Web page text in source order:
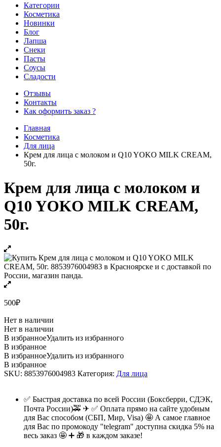
Категории
Косметика
Новинки
Блог
Лапша
Снеки
Пасты
Соусы
Сладости
Отзывы
Контакты
Как оформить заказ ?
Главная
Косметика
Для лица
Крем для лица с молоком и Q10 YOKO MILK CREAM,
50г.
Крем для лица с молоком и
Q10 YOKO MILK CREAM,
50г.
500₽
Нет в наличии
Нет в наличии
В избранноеУдалить из избранного
В избранное
В избранноеУдалить из избранного
В избранное
SKU: 8853976004983 Категория: Для лица
✅ Быстрая доставка по всей России (Боксберри, СДЭК,
Почта России)🚕 ✈ ✅ Оплата прямо на сайте удобным
для Вас способом (СБП, Мир, Visa) 🤩 А самое главное
для Вас по промокоду "telegram" доступна скидка 5% на
весь заказ 🤩 ➕ 🎁 в каждом заказе!